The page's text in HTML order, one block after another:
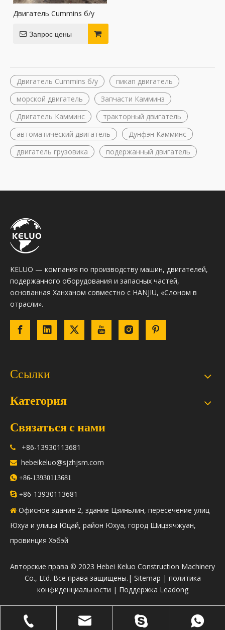
Двигатель Cummins б/у
Запрос цены
Двигатель Cummins б/у
пикап двигатель
морской двигатель
Запчасти Камминз
Двигатель Камминс
тракторный двигатель
автоматический двигатель
Дунфэн Камминс
двигатель грузовика
подержанный двигатель
KELUO — компания по производству машин, двигателей,
подержанного оборудования и запасных частей,
основанная Ханханом совместно с HANJIU, «Слоном в
отрасли».
Ссылки
Категория
Связаться с нами
 +86-13930113681
 hebeikeluo@sjzhjsm.com
 +86-13930113681
 +86-13930113681
 Офисное здание 2, здание Цзиньлин, пересечение улиц
Юхуа и улицы Юцай, район Юхуа, город Шицзячжуан,
провинция Хэбэй
​Авторские права © 2023 Hebei Keluo Construction Machinery
Co., Ltd. Все права защищены.| Sitemap | политика
конфиденциальности | Поддержка Leadong